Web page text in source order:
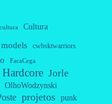
Cultura
cwbsktwarriors
FacaCega
Hardcore Jorle
OlhoWodzynski
projetos punk